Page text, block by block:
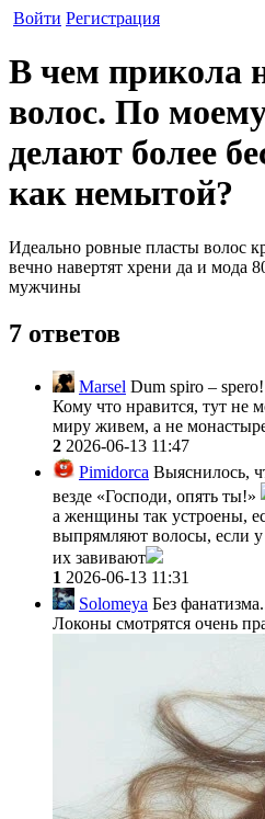
Войти Регистрация
В чем прикола
волос. По
делают более
как немытой?
Идеально ровные пласты волос
вечно навертят хрени да и мода
мужчины
7 ответов
Marsel Dum spiro – spero!
Кому что нравится, тут не
миру живем, а не
2 2026-06-13 11:47
Pimidorca Выяснилось,
везде «Господи, опять ты!»
а женщины так устроены,
выпрямляют волосы, если
их завивают
1 2026-06-13 11:31
Solomeya Без
Локоны смотрятся очень